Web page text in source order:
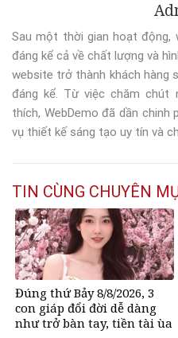
Sau một thời gian hoạt động,
đáng kể cả về chất lượng và
website trở thành khách hàng
đáng kể. Từ việc chăm chút
thích, WebDemo đã dần chinh
vụ thiết kế sáng tạo uy tín và
TIN CÙNG CHUYÊN
Đúng thứ Bảy 8/8/2026, 3
con giáp đổi đời dễ dàng
như trở bàn tay, tiền tài ùa